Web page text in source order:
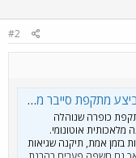
#2
כופרה שנוהלה
מלאכותית אוטונומי.
בזמן אמת, תיקנה שגיאות